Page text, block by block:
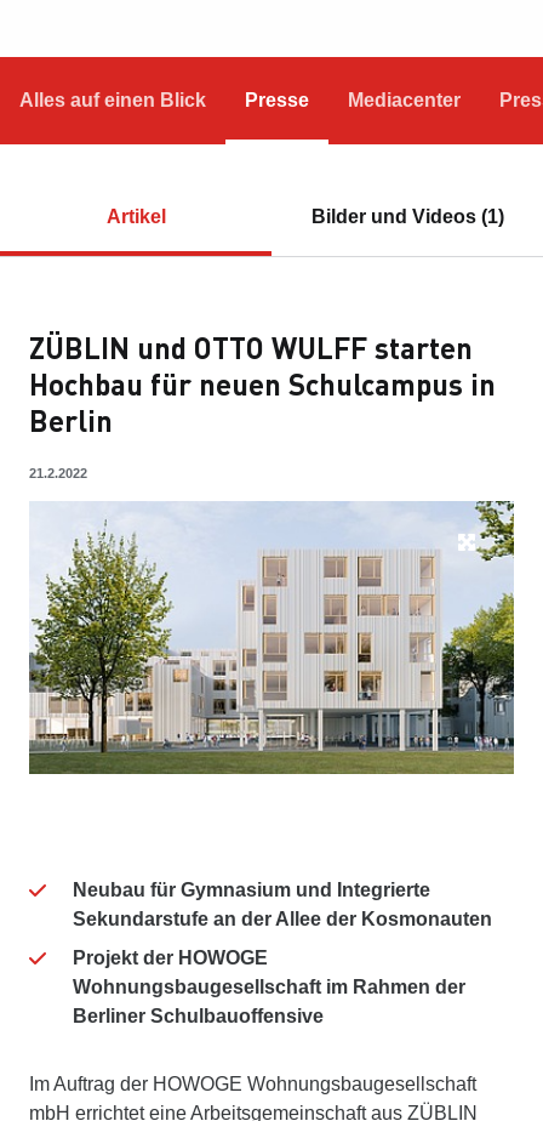
Alles auf einen Blick Presse Mediacenter
Artikel Bilder und Videos (1)
ZÜBLIN und OTTO WULFF starten
Hochbau für neuen Schulcampus in
Berlin
21.2.2022
Neubau für Gymnasium und Integrierte
Sekundarstufe an der Allee der Kosmonauten
Projekt der HOWOGE
Wohnungsbaugesellschaft im Rahmen der
Berliner Schulbauoffensive
Im Auftrag der HOWOGE Wohnungsbaugesellschaft
mbH errichtet eine Arbeitsgemeinschaft aus ZÜBLIN